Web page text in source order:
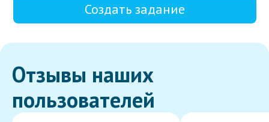
Создать задание
Отзывы наших
пользователей